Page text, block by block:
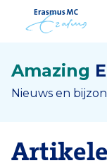
Amazing
Nieuws en